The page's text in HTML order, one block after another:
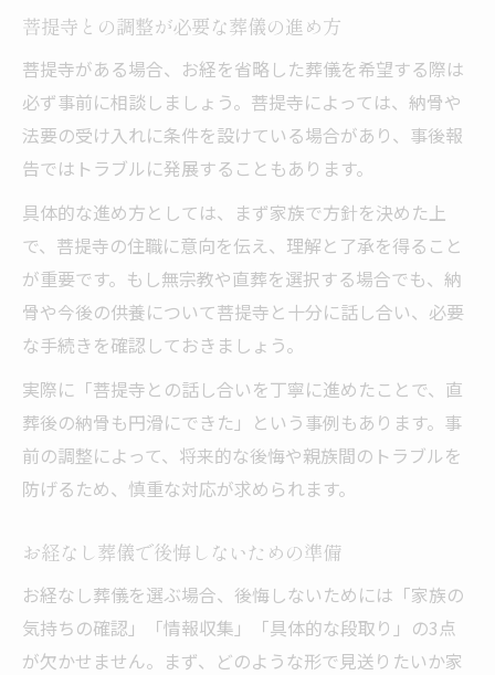
菩提寺との調整が必要な葬儀の進め方
菩提寺がある場合、お経を省略した葬儀を希望する際は
必ず事前に相談しましょう。菩提寺によっては、納骨や
法要の受け入れに条件を設けている場合があり、事後報
告ではトラブルに発展することもあります。
具体的な進め方としては、まず家族で方針を決めた上
で、菩提寺の住職に意向を伝え、理解と了承を得ること
が重要です。もし無宗教や直葬を選択する場合でも、納
骨や今後の供養について菩提寺と十分に話し合い、必要
な手続きを確認しておきましょう。
実際に「菩提寺との話し合いを丁寧に進めたことで、直
葬後の納骨も円滑にできた」という事例もあります。事
前の調整によって、将来的な後悔や親族間のトラブルを
防げるため、慎重な対応が求められます。
お経なし葬儀で後悔しないための準備
お経なし葬儀を選ぶ場合、後悔しないためには「家族の
気持ちの確認」「情報収集」「具体的な段取り」の3点
が欠かせません。まず、どのような形で見送りたいか家